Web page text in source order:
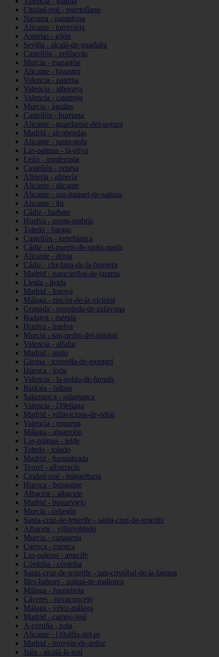
Ciudad-real - puertollano
Navarra - pamplona
Alicante - torrevieja
Asturias - gijón
Sevilla - alcalá-de-guadaíra
Castellón - peñíscola
Murcia - mazarrón
Alicante - bigastro
Valencia - paterna
Valencia - alboraya
Valencia - catarroja
Murcia - águilas
Castellón - burriana
Alicante - guardamar-del-segura
Madrid - alcobendas
Alicante - santa-pola
Las-palmas - la-oliva
León - ponferrada
Castellón - orpesa
Almería - almería
Alicante - alicante
Alicante - san-miguel-de-salinas
Alicante - ibi
Cádiz - barbate
Huelva - punta-umbría
Toledo - bargas
Castellón - torreblanca
Cádiz - el-puerto-de-santa-maría
Alicante - dénia
Cádiz - chiclana-de-la-frontera
Madrid - paracuellos-de-jarama
Lleida - lleida
Madrid - lozoya
Málaga - rincón-de-la-victoria
Granada - moraleda-de-zafayona
Badajoz - mérida
Huelva - huelva
Murcia - san-pedro-del-pinatar
Valencia - alfafar
Madrid - pinto
Girona - torroella-de-montgrí
Huesca - torla
Valencia - la-pobla-de-farnals
Bizkaia - bilbao
Salamanca - salamanca
Valencia - l39eliana
Madrid - villaviciosa-de-odón
Valencia - requena
Málaga - algarrobo
Las-palmas - telde
Toledo - toledo
Madrid - fuenlabrada
Teruel - albarracín
Ciudad-real - miguelturra
Huesca - benasque
Albacete - albacete
Madrid - bustarviejo
Murcia - cehegín
Santa-cruz-de-tenerife - santa-cruz-de-tenerife
Albacete - villarrobledo
Murcia - cartagena
Cuenca - cuenca
Las-palmas - arrecife
Córdoba - córdoba
Santa-cruz-de-tenerife - san-cristóbal-de-la-laguna
Illes-balears - palma-de-mallorca
Málaga - fuengirola
Cáceres - navaconcejo
Málaga - vélez-málaga
Madrid - campo-real
A-coruña - noia
Alicante - l39alfàs-del-pi
Madrid - torrejón-de-ardoz
Jaén - alcalá-la-real